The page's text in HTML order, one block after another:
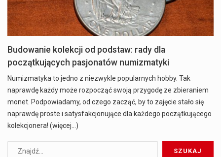
Budowanie kolekcji od podstaw: rady dla
początkujących pasjonatów numizmatyki
Numizmatyka to jedno z niezwykle popularnych hobby. Tak
naprawdę każdy może rozpocząć swoją przygodę ze zbieraniem
monet. Podpowiadamy, od czego zacząć, by to zajęcie stało się
naprawdę proste i satysfakcjonujące dla każdego początkującego
kolekcjonera! (więcej…)